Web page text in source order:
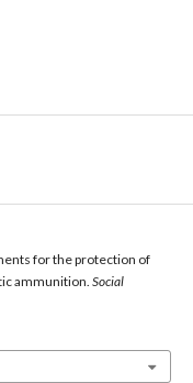
for the protection of
ammunition. Social